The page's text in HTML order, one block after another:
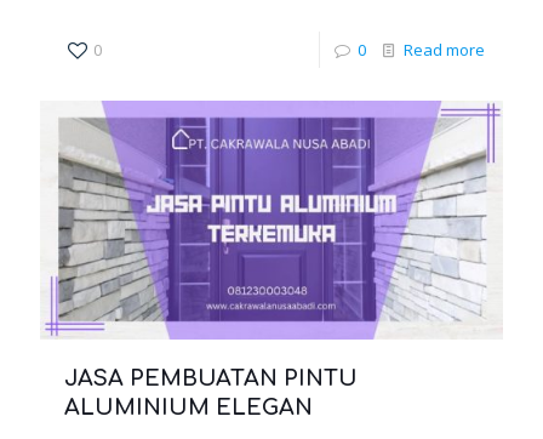
0 0 Read more
JASA PEMBUATAN PINTU
ALUMINIUM ELEGAN